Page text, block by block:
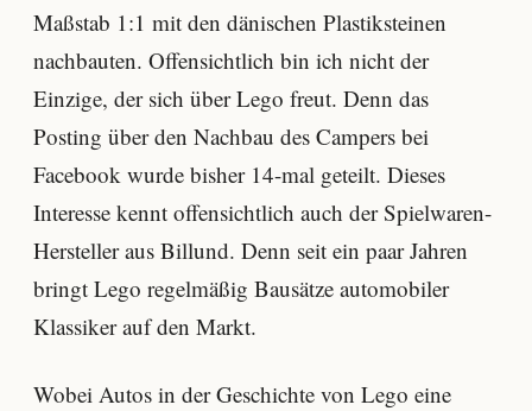
Maßstab 1:1 mit den dänischen Plastiksteinen
nachbauten. Offensichtlich bin ich nicht der
Einzige, der sich über Lego freut. Denn das
Posting über den Nachbau des Campers bei
Facebook wurde bisher 14-mal geteilt. Dieses
Interesse kennt offensichtlich auch der Spielwaren-
Hersteller aus Billund. Denn seit ein paar Jahren
bringt Lego regelmäßig Bausätze automobiler
Klassiker auf den Markt.
Wobei Autos in der Geschichte von Lego eine